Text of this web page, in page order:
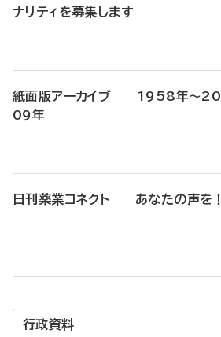
ナリティを募集します
紙面版アーカイブ 1958年～20
09年
日刊薬業コネクト あなたの声を！
行政資料